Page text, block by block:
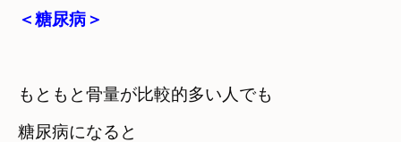
＜糖尿病＞
もともと骨量が比較的多い人でも
糖尿病になると